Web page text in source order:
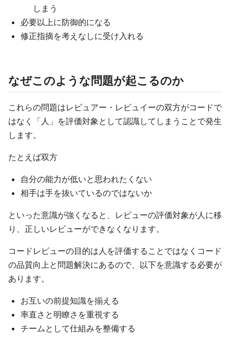
しまう
必要以上に防御的になる
修正指摘を考えなしに受け入れる
なぜこのような問題が起こるのか
これらの問題はレビュアー・レビュイーの双方がコードで
はなく「人」を評価対象として認識してしまうことで発生
します。
たとえば双方
自分の能力が低いと思われたくない
相手は手を抜いているのではないか
といった意識が強くなると、レビューの評価対象が人に移
り、正しいレビューができなくなります。
コードレビューの目的は人を評価することではなくコード
の品質向上と問題解決にあるので、以下を意識する必要が
あります。
お互いの前提知識を揃える
率直さと明瞭さを重視する
チームとして仕組みを整備する